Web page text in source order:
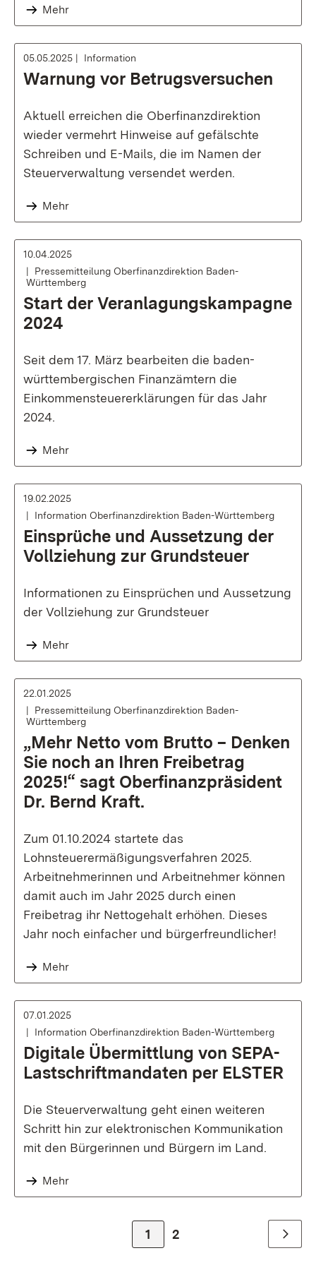
Mehr
05.05.2025 Information
Warnung vor Betrugsversuchen
Aktuell erreichen die Oberfinanzdirektion
wieder vermehrt Hinweise auf gefälschte
Schreiben und E-Mails, die im Namen der
Steuerverwaltung versendet werden.
Mehr
10.04.2025
Pressemitteilung Oberfinanzdirektion Baden-
Württemberg
Start der Veranlagungskampagne
2024
Seit dem 17. März bearbeiten die baden-
württembergischen Finanzämtern die
Einkommensteuererklärungen für das Jahr
2024.
Mehr
19.02.2025
Information Oberfinanzdirektion Baden-Württemberg
Einsprüche und Aussetzung der
Vollziehung zur Grundsteuer
Informationen zu Einsprüchen und Aussetzung
der Vollziehung zur Grundsteuer
Mehr
22.01.2025
Pressemitteilung Oberfinanzdirektion Baden-
Württemberg
„Mehr Netto vom Brutto – Denken
Sie noch an Ihren Freibetrag
2025!“ sagt Oberfinanzpräsident
Dr. Bernd Kraft.
Zum 01.10.2024 startete das
Lohnsteuerermäßigungsverfahren 2025.
Arbeitnehmerinnen und Arbeitnehmer können
damit auch im Jahr 2025 durch einen
Freibetrag ihr Nettogehalt erhöhen. Dieses
Jahr noch einfacher und bürgerfreundlicher!
Mehr
07.01.2025
Information Oberfinanzdirektion Baden-Württemberg
Digitale Übermittlung von SEPA-
Lastschriftmandaten per ELSTER
Die Steuerverwaltung geht einen weiteren
Schritt hin zur elektronischen Kommunikation
mit den Bürgerinnen und Bürgern im Land.
Mehr
Zur Seite
1 Zur Seite
2 Weiter